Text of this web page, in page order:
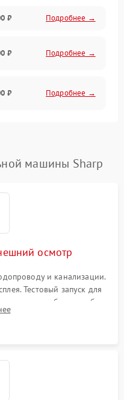
₽ Подробнее →
₽ Подробнее →
₽ Подробнее →
Подробнее →
машины Sharp
осмотр
и канализации.
Тестовый запуск для
или сбоев в работе
управления.